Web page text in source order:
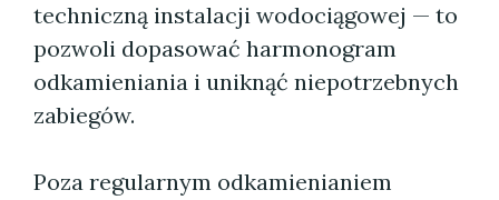
techniczną instalacji wodociągowej — to
pozwoli dopasować harmonogram
odkamieniania i uniknąć niepotrzebnych
zabiegów.
Poza regularnym odkamienianiem